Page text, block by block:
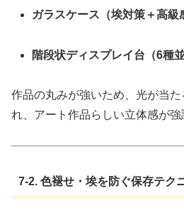
ガラスケース（埃対策＋高級
階段状ディスプレイ台（6種
作品の丸みが強いため、光が当た
れ、アート作品らしい立体感が強
7-2. 色褪せ・埃を防ぐ保存テク